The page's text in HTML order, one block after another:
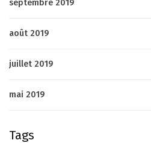
septembre 2019
août 2019
juillet 2019
mai 2019
Tags